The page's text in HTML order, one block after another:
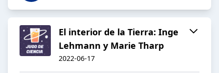
El interior de la Tierra: Inge
Lehmann y Marie Tharp
2022-06-17